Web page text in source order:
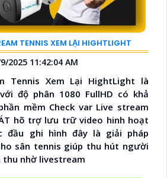
TENNIS XEM LẠI HIGHTLIGHT
2025 11:42:04 AM
Tennis Xem Lại HightLight là
độ phân 1080 FullHD có khả
mềm Check var Live stream
hõ trợ lưu trữ video hinh hoạt
đầu ghi hình đây là giải pháp
sân tennis giúp thu hút người
thu nhờ livestream